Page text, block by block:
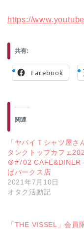
https://
共有:
Facebook
関連
「ヤバイＴシャツ屋さ
タンクトップカフェ
＠#702 CAFE&DINER
ばパークス店
2021年7月10日
オタク活動記
「THE VISSEL」会員